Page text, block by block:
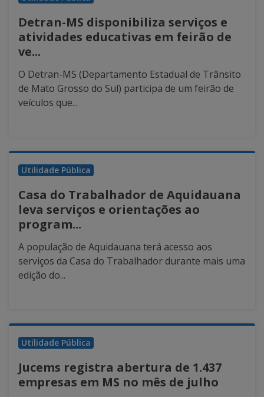
Detran-MS disponibiliza serviços e
atividades educativas em feirão de
ve...
O Detran-MS (Departamento Estadual de Trânsito
de Mato Grosso do Sul) participa de um feirão de
veículos que...
Utilidade Pública
Casa do Trabalhador de Aquidauana
leva serviços e orientações ao
program...
A população de Aquidauana terá acesso aos
serviços da Casa do Trabalhador durante mais uma
edição do...
Utilidade Pública
Jucems registra abertura de 1.437
empresas em MS no mês de julho